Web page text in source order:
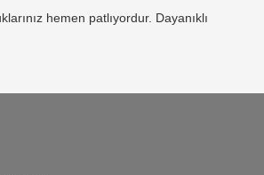
hemen patlıyordur. Dayanıklı